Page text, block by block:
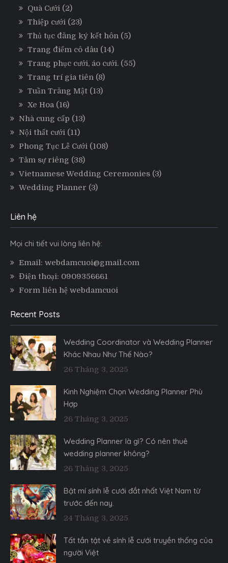
Quà Cưới (2)
Thiệp cưới (23)
Thủ tục đăng ký kết hôn (5)
Trang điểm cô dâu (14)
Trang phục cưới, áo cưới. (55)
Trang trí gia tiên (8)
Tuần Trăng Mật (13)
Xe Hoa (16)
Nhà cung cấp (13)
Nội thất cưới (11)
Phong Tục Lễ Cưới (108)
Tâm sự riêng (38)
Vietnamese Wedding Ceremonies (3)
Wedding Planner (3)
Liên hệ
Mọi chi tiết vui lòng liên hệ:
Email: webdamcuoi@gmail.com
Điện thoại: 0909356661
Form liên hệ webdamcuoi
Recent Posts
Wedding Coordinator và Wedding Planner
Khác Nhau Như Thế Nào?
26 Tháng 3, 2025
Kinh Nghiệm Chọn Wedding Planner Phù
Hợp
26 Tháng 3, 2025
Wedding Planner là gì? Có nên thuê
wedding planner không?
26 Tháng 3, 2025
Bật mí sính lễ cưới đắt nhất Việt Nam từ
trước đến nay.
24 Tháng 3, 2025
Tất tần tật về sính lễ cưới truyền thống của
người Việt